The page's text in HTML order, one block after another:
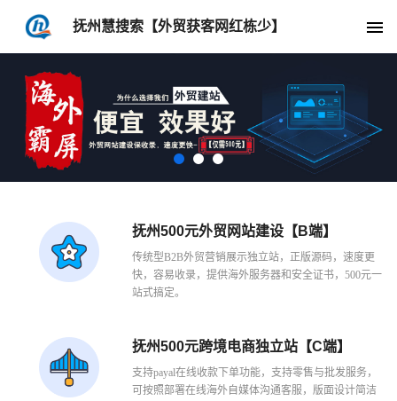
抚州慧搜索【外贸获客网红栋少】
抚州500元外贸网站建设【B端】
传统型B2B外贸营销展示独立站，正版源码，速度更
快，容易收录，提供海外服务器和安全证书，500元一
站式搞定。
抚州500元跨境电商独立站【C端】
支持payal在线收款下单功能，支持零售与批发服务，
可按照部署在线海外自媒体沟通客服，版面设计简洁